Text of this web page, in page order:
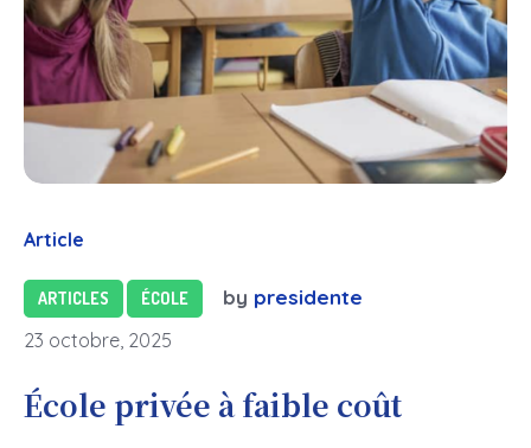
Article
ARTICLES ÉCOLE by presidente
23 octobre, 2025
École privée à faible coût